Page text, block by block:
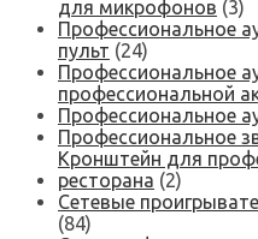
для микрофонов (3)
Профессиональное
пульт (24)
Профессиональное
профессиональной
Профессиональное
Профессиональное
Кронштейн для
ресторана (2)
Сетевые
(84)